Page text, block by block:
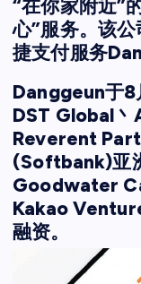
“在你家附近”
心”服务。该
捷支付服务
Danggeun于8
DST Global
Reverent
(Softbank)亚
Goodwater
Kakao
融资。